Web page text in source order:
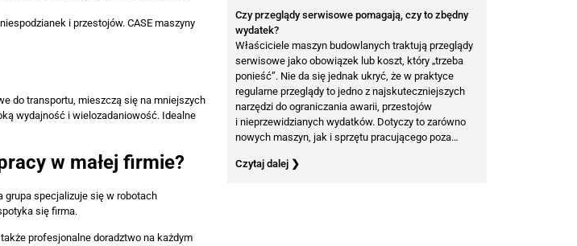
i przestojów. CASE maszyny
do transportu, mieszczą się na mniejszych
wydajność i wielozadaniowość. Idealne
w małej firmie?
grupa specjalizuje się w robotach
się firma.
profesjonalne doradztwo na każdym
Czy przeglądy serwisowe pomagają, czy to zbędny
wydatek?
Właściciele maszyn budowlanych traktują przeglądy
serwisowe jako obowiązek lub koszt, który „trzeba
ponieść”. Nie da się jednak ukryć, że w praktyce
regularne przeglądy to jedno z najskuteczniejszych
narzędzi do ograniczania awarii, przestojów
i nieprzewidzianych wydatków. Dotyczy to zarówno
nowych maszyn, jak i sprzętu pracującego poza…
Czytaj dalej ❯